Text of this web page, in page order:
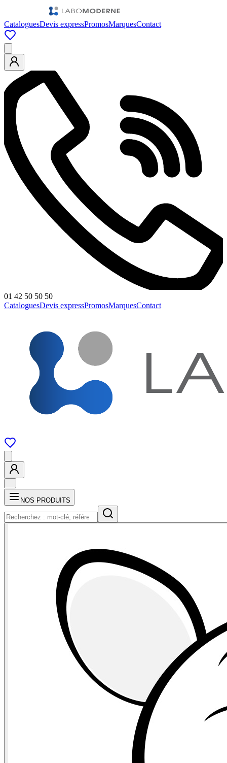
CataloguesDevis expressPromosMarquesContact
01 42 50 50 50
CataloguesDevis expressPromosMarquesContact
NOS PRODUITS